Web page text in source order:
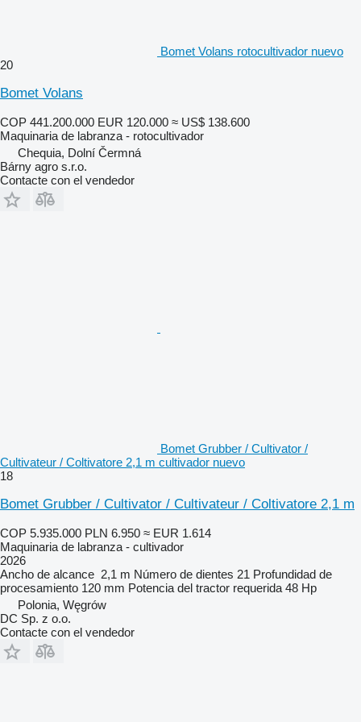
Bomet Volans rotocultivador nuevo
20
Bomet Volans
COP 441.200.000 EUR 120.000 ≈ US$ 138.600
Maquinaria de labranza - rotocultivador
Chequia, Dolní Čermná
Bárny agro s.r.o.
Contacte con el vendedor
Bomet Grubber / Cultivator /
Cultivateur / Coltivatore 2,1 m cultivador nuevo
18
Bomet Grubber / Cultivator / Cultivateur / Coltivatore 2,1 m
COP 5.935.000 PLN 6.950 ≈ EUR 1.614
Maquinaria de labranza - cultivador
2026
Ancho de alcance 2,1 m Número de dientes 21 Profundidad de
procesamiento 120 mm Potencia del tractor requerida 48 Hp
Polonia, Węgrów
DC Sp. z o.o.
Contacte con el vendedor